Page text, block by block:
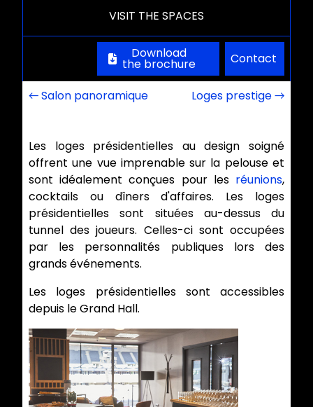
VISIT THE SPACES
Download
the brochure Contact
← Salon panoramique Loges prestige →
Les loges présidentielles au design soigné
offrent une vue imprenable sur la pelouse et
sont idéalement conçues pour les réunions,
cocktails ou dîners d'affaires. Les loges
présidentielles sont situées au-dessus du
tunnel des joueurs. Celles-ci sont occupées
par les personnalités publiques lors des
grands événements.
Les loges présidentielles sont accessibles
depuis le Grand Hall.